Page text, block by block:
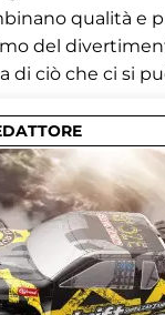
qualità e
del
di ciò che ci si